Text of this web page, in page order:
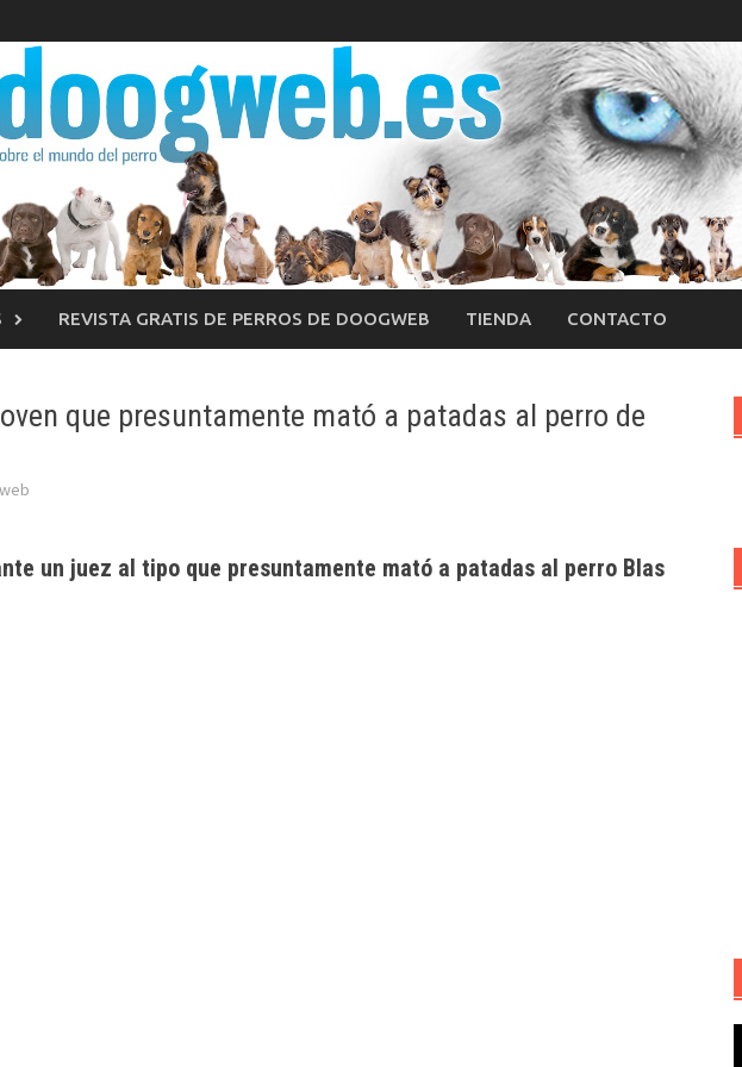
REVISTA GRATIS DE PERROS DE DOOGWEB TIENDA CONTACTO
que presuntamente mató a patadas al perro de
un juez al tipo que presuntamente mató a patadas al perro Blas